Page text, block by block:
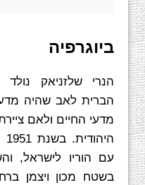
ביוגרפיה
הנרי שלזניאק נולד
הברית לאב שהיה
מדעי החיים ולאם
עם הוריו לישראל,
בשטח מכון ויצמן